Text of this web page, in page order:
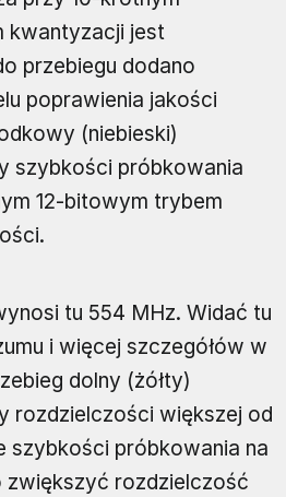
kwantyzacji jest
przebiegu dodano
poprawienia jakości
(niebieski)
szybkości próbkowania
12-bitowym trybem
tu 554 MHz. Widać tu
i więcej szczegółów w
dolny (żółty)
rozdzielczości większej od
szybkości próbkowania na
zwiększyć rozdzielczość